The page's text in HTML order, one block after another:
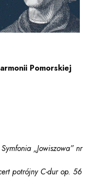
INSTAGRAM
Pomorskiej
„Jowiszowa” nr
potrójny C-dur op. 56